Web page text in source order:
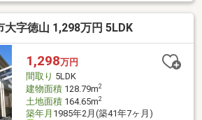
階ホールにクローゼット付の書斎有・玄
南向きの広縁付・3面バルコニー、南面は
さ・駐車場有(車種による)▼周辺環境・
(約70m)■ ご希望の住まい探しをお手伝い
件の詳細・ご相談はお気軽にお問い合
大字徳山 1,298万円 5LDK
1,298万円
間取り 5LDK
建物面積128.79m2
土地面積164.65m2
築年月 1985年2月(築41年7ヶ月)